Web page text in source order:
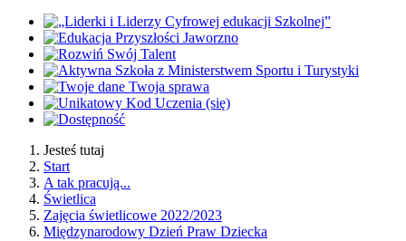
Jesteś tutaj
Start
A tak pracują...
Świetlica
Zajęcia świetlicowe 2022/2023
Międzynarodowy Dzień Praw Dziecka